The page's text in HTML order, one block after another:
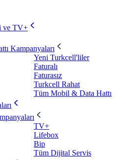
ve TV+
Kampanyaları
Yeni Turkcell'liler
Faturalı
Faturasız
Turkcell Rahat
Tüm Mobil & Data Hattı
TV+
Lifebox
Bip
Tüm Dijital Servis